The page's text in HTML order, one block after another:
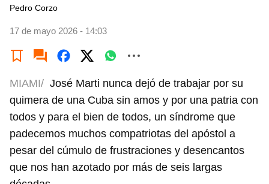
Pedro Corzo
17 de mayo 2026 - 14:03
MIAMI/ José Marti nunca dejó de trabajar por su
quimera de una Cuba sin amos y por una patria con
todos y para el bien de todos, un síndrome que
padecemos muchos compatriotas del apóstol a
pesar del cúmulo de frustraciones y desencantos
que nos han azotado por más de seis largas